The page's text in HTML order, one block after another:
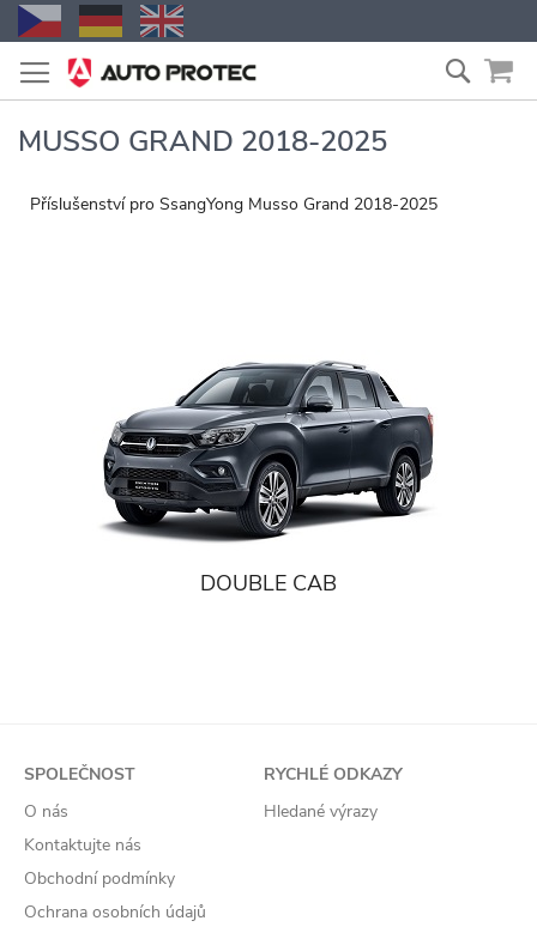
Přejít
na
obsah
MUSSO GRAND 2018-2025
Příslušenství pro SsangYong Musso Grand 2018-2025
DOUBLE CAB
SPOLEČNOST
O nás
Kontaktujte nás
Obchodní podmínky
Ochrana osobních údajů
RYCHLÉ ODKAZY
Hledané výrazy